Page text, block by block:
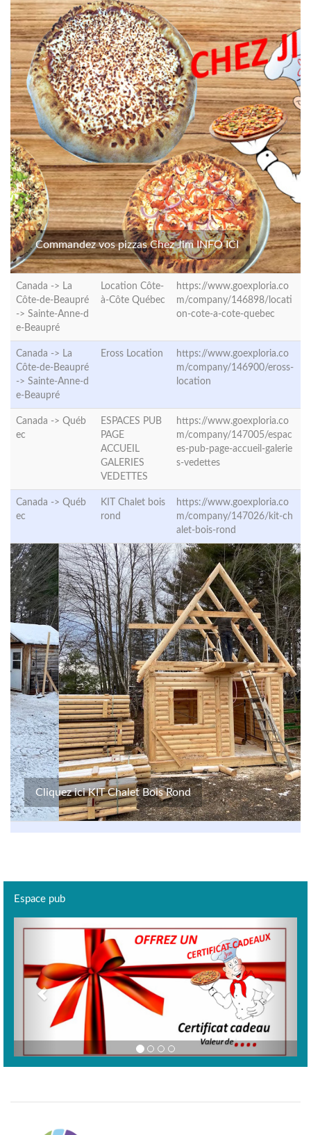
Commandez vos pizzas Chez Jim INFO ICI
Canada -> La
Côte-de-Beaupré
-> Sainte-Anne-d
e-Beaupré
Location Côte-
à-Côte Québec
https://www.goexploria.co
m/company/146898/locati
on-cote-a-cote-quebec
Canada -> La
Côte-de-Beaupré
-> Sainte-Anne-d
e-Beaupré
Eross Location
https://www.goexploria.co
m/company/146900/eross-
location
Canada -> Québ
ec
ESPACES PUB
PAGE
ACCUEIL
GALERIES
VEDETTES
https://www.goexploria.co
m/company/147005/espac
es-pub-page-accueil-galerie
s-vedettes
Canada -> Québ
ec
KIT Chalet bois
rond
https://www.goexploria.co
m/company/147026/kit-ch
alet-bois-rond
Cliquez ici KIT Chalet Bois Rond
Espace pub